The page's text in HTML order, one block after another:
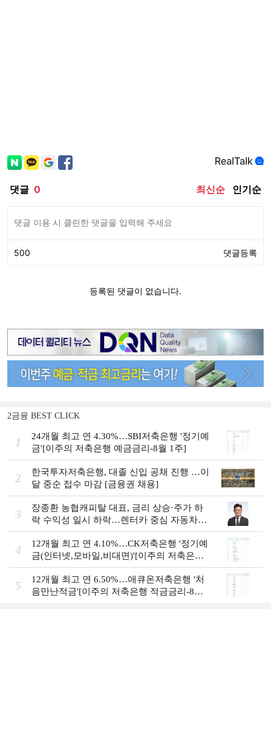
2금융 BEST CLICK
1
24개월 최고 연 4.30%…SBI저축은행 '정기예
금'[이주의 저축은행 예금금리-8월 1주]
2
한국투자저축은행, 대졸 신입 공채 진행 …이
달 중순 접수 마감 [금융권 채용]
3
장종환 농협캐피탈 대표, 금리 상승·주가 하
락 수익성 일시 하락…렌터카 중심 자동차금
융 성장세 [2026 금융사 상반기 실적]
4
12개월 최고 연 4.10%…CK저축은행 '정기예
금(인터넷,모바일,비대면)'[이주의 저축은행
예금금리-8월 1주]
5
12개월 최고 연 6.50%…애큐온저축은행 '처
음만난적금'[이주의 저축은행 적금금리-8월